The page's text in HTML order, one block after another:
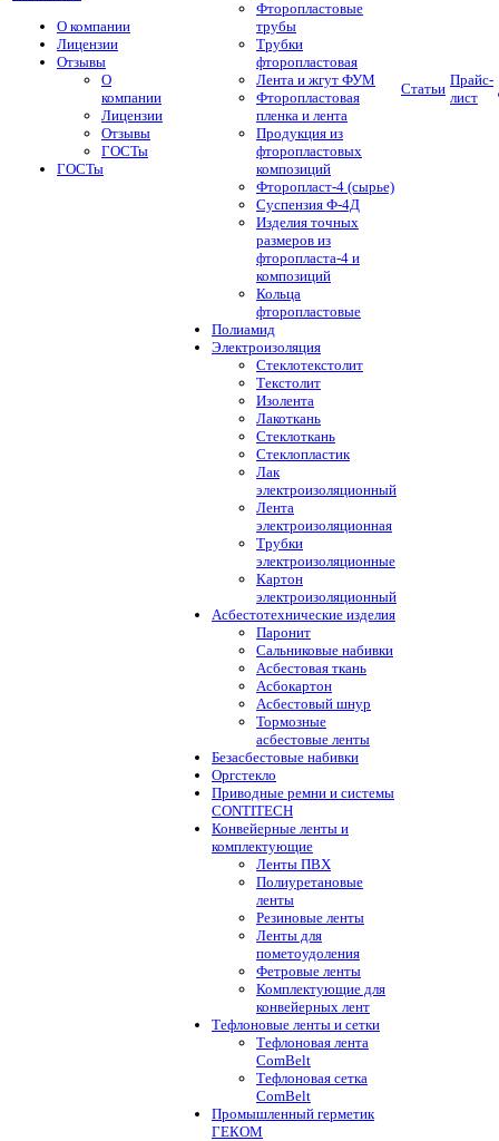
О компании
Лицензии
Отзывы
О
компании
Лицензии
Отзывы
ГОСТы
ГОСТы
Фторопластовые
трубы
Трубки
фторопластовая
Лента и жгут ФУМ
Фторопластовая
пленка и лента
Продукция из
фторопластовых
композиций
Фторопласт-4 (сырье)
Суспензия Ф-4Д
Изделия точных
размеров из
фторопласта-4 и
композиций
Кольца
фторопластовые
Полиамид
Электроизоляция
Стеклотекстолит
Текстолит
Изолента
Лакоткань
Стеклоткань
Стеклопластик
Лак
электроизоляционный
Лента
электроизоляционная
Трубки
электроизоляционные
Картон
электроизоляционный
Асбестотехнические изделия
Паронит
Сальниковые набивки
Асбестовая ткань
Асбокартон
Асбестовый шнур
Тормозные
асбестовые ленты
Безасбестовые набивки
Оргстекло
Приводные ремни и системы
CONTITECH
Конвейерные ленты и
комплектующие
Ленты ПВХ
Полиуретановые
ленты
Резиновые ленты
Ленты для
пометоудоления
Фетровые ленты
Комплектующие для
конвейерных лент
Тефлоновые ленты и сетки
Тефлоновая лента
ComBelt
Тефлоновая сетка
ComBelt
Промышленный герметик
ГЕКОМ
Статьи
Прайс-
лист